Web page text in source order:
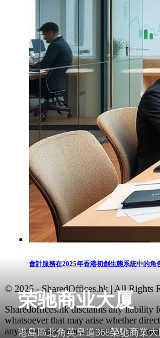
荣驰商业大厦
港島區北角英皇道368榮馳商業大
會計服務在2025年香港初創生態系統中的角
© 2025 - SharedOffices.hk | All Rights
Sharedoffices.hk disclaims any liability
whatsoever that may arise whether
any error, inaccuracy or omission.